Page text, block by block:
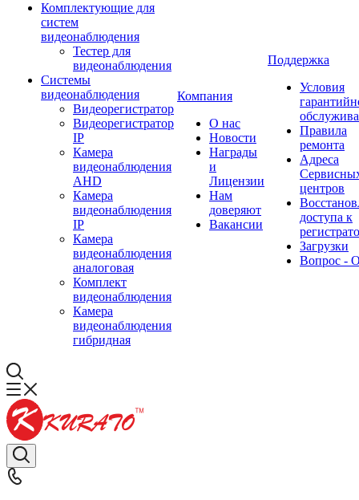
Комплектующие для
систем
видеонаблюдения
Тестер для
видеонаблюдения
Системы
видеонаблюдения
Видеорегистратор
Видеорегистратор
IP
Камера
видеонаблюдения
AHD
Камера
видеонаблюдения
IP
Камера
видеонаблюдения
аналоговая
Комплект
видеонаблюдения
Камера
видеонаблюдения
гибридная
Компания
О нас
Новости
Награды
и
Лицензии
Нам
доверяют
Вакансии
Поддержка
Условия
Правила
ремонта
Адреса
центров
доступа к
Загрузки
Вопрос -